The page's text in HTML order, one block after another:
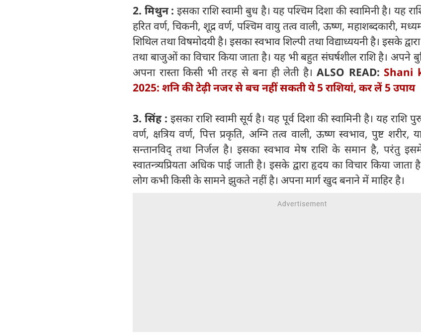
2. मिथुन : इसका राशि स्वामी बुध है। यह पश्चिम दिशा की स्वामिनी है। यह
हरित वर्ण, चिकनी, शूद्र वर्ण, पश्चिम वायु तत्व वाली, ऊष्ण, महाशब्दकारी,
शिथिल तथा विषमोदयी है। इसका स्वभाव शिल्पी तथा विद्याध्ययनी है। इसके
तथा बाजुओं का विचार किया जाता है। यह भी बहुत संघर्षशील राशि है। अपने
अपना रास्ता किसी भी तरह से बना ही लेती है। ALSO READ: Shani
2025: शनि की टेढ़ी नजर से बच नहीं सकती ये 5 राशियां, कर लें 5 उपाय
3. सिंह : इसका राशि स्वामी सूर्य है। यह पूर्व दिशा की स्वामिनी है। यह राशि
वर्ण, क्षत्रिय वर्ण, पित्त प्रकृति, अग्नि तत्व वाली, ऊष्ण स्वभाव, पुष्ट शरीर,
सन्तानविद् तथा निर्जल है। इसका स्वभाव मेष राशि के समान है, परंतु
स्वातन्त्र्यप्रियता अधिक पाई जाती है। इसके द्वारा हृदय का विचार किया जाता
लोग कभी किसी के सामने झुकते नहीं है। अपना मार्ग खुद बनाने में माहिर है।